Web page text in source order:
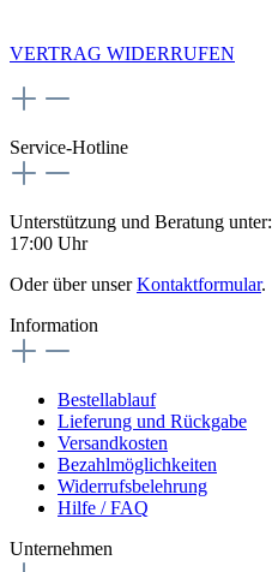
VERTRAG WIDERRUFEN
Service-Hotline
Unterstützung und Beratung unter:
17:00 Uhr
Oder über unserKontaktformular.
Information
Bestellablauf
Lieferung und Rückgabe
Versandkosten
Bezahlmöglichkeiten
Widerrufsbelehrung
Hilfe / FAQ
Unternehmen